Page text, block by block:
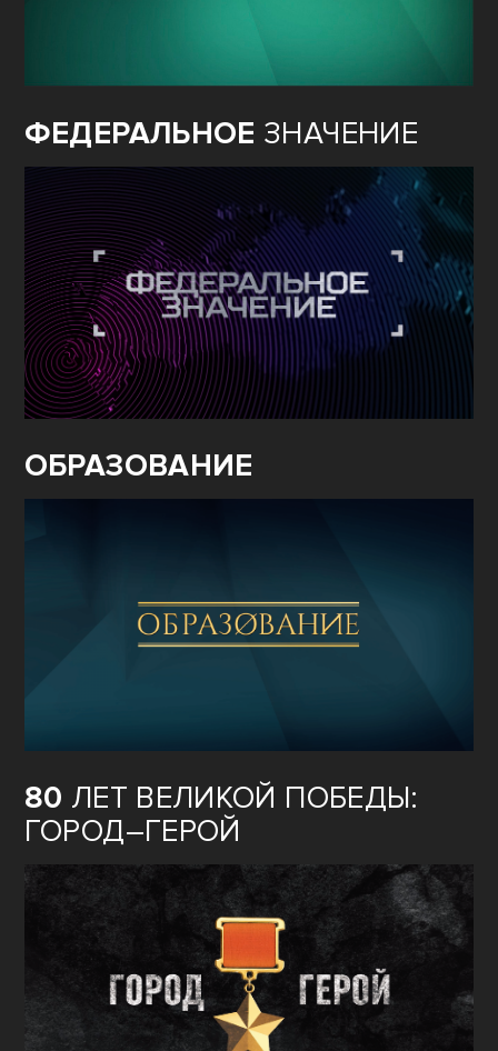
ФЕДЕРАЛЬНОЕ ЗНАЧЕНИЕ
ОБРАЗОВАНИЕ
80 ЛЕТ ВЕЛИКОЙ ПОБЕДЫ:
ГОРОД–ГЕРОЙ